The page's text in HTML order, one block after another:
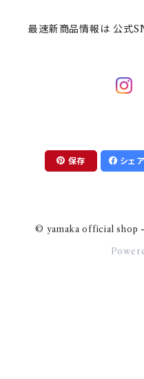
mofsand×日比谷花壇
ちびまる子ちゃんandクレヨン
HANAE MORI(ハナエモリ)
THE BEATLES(ザ・ビートル
【山加商店×yaeko】
隅切り重箱
HAPPY DINING(ハッピー
SoSo(ソソ）
最速新商品情報は 公式
保存 シェア
© yamaka official shop -